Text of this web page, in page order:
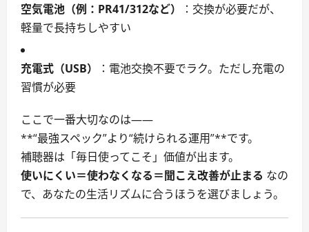
空気電池（例：PR41/312など）
：交換が必要だが、
軽量で長持ちしやすい
充電式（USB）
：電池交換不要でラク。ただし充電の
習慣が必要
ここで一番大切なのは――
**“最強スペック”より“続けられる運用”**です。
補聴器は「毎日使ってこそ」価値が出ます。
使いにくい＝使わなくなる＝聞こえ改善が止まる なの
で、あなたの生活リズムに合うほうを選びましょう。